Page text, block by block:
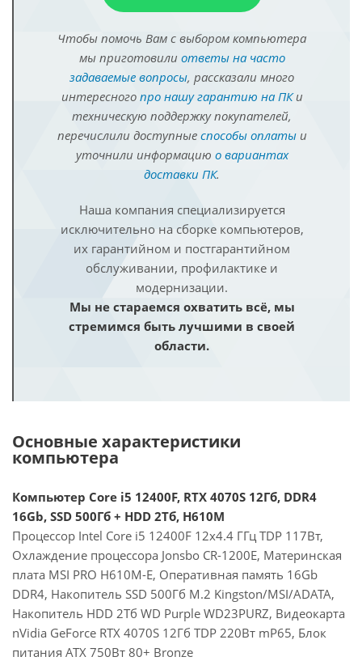
Чтобы помочь Вам с выбором компьютера
мы приготовили ответы на часто
задаваемые вопросы, рассказали много
интересного про нашу гарантию на ПКи
техническую поддержку покупателей,
перечислили доступные способы оплатыи
уточнили информацию о вариантах
доставки ПК.
Наша компания специализируется
исключительно на сборке компьютеров,
их гарантийном и постгарантийном
обслуживании, профилактике и
модернизации.
Мы не стараемся охватить всё, мы
стремимся быть лучшими в своей
области.
Основные характеристики
компьютера
Компьютер Core i5 12400F, RTX 4070S 12Гб, DDR4
16Gb, SSD 500Гб + HDD 2Тб, H610M
Процессор Intel Core i5 12400F 12x4.4 ГГц TDP 117Вт,
Охлаждение процессора Jonsbo CR-1200E, Материнская
плата MSI PRO H610M-E, Оперативная память 16Gb
DDR4, Накопитель SSD 500Гб M.2 Kingston/MSI/ADATA,
Накопитель HDD 2Тб WD Purple WD23PURZ, Видеокарта
nVidia GeForce RTX 4070S 12Гб TDP 220Вт mP65, Блок
питания ATX 750Вт 80+ Bronze